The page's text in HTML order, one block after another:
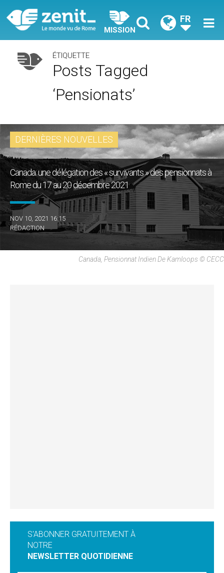
MISSION
FR
ÉTIQUETTE
Posts Tagged
‘pensionats’
DERNIÈRES NOUVELLES
Canada: une délégation des « survivants » des pensionnats à
Rome du 17 au 20 décembre 2021
NOV 10, 2021 16:15
RÉDACTION
Canada, Pensionnat Indien De Kamloops © CECC
S'ABONNER GRATUITEMENT À
NOTRE
NEWSLETTER QUOTIDIENNE